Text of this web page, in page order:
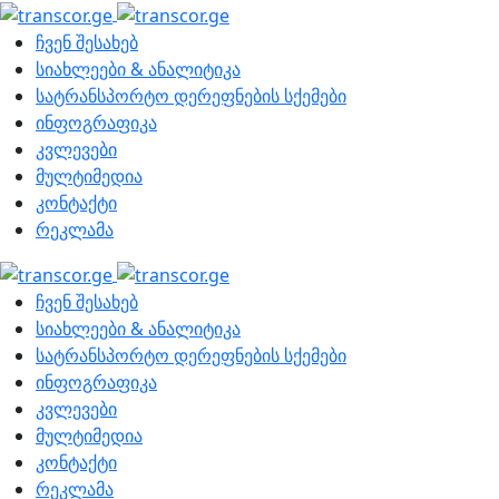
ჩვენ შესახებ
სიახლეები & ანალიტიკა
სატრანსპორტო დერეფნების სქემები
ინფოგრაფიკა
კვლევები
მულტიმედია
კონტაქტი
რეკლამა
ჩვენ შესახებ
სიახლეები & ანალიტიკა
სატრანსპორტო დერეფნების სქემები
ინფოგრაფიკა
კვლევები
მულტიმედია
კონტაქტი
რეკლამა